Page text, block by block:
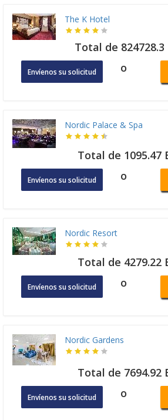
The K Hotel
Total de 824728.3
Envíenos su solicitud o
Nordic Palace & Spa
Total de 1095.47
Envíenos su solicitud o
Nordic Resort
Total de 4279.22
Envíenos su solicitud o
Nordic Gardens
Total de 7694.92
Envíenos su solicitud o